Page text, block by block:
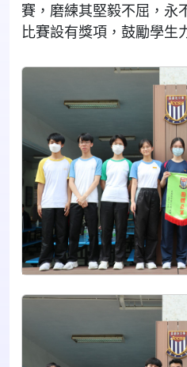
賽，磨練其堅毅不屈，永
比賽設有獎項，鼓勵學生